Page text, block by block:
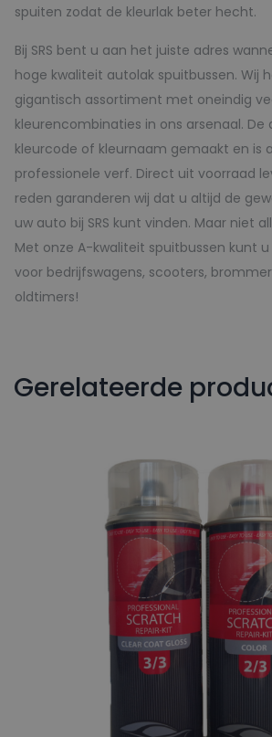
spuiten zodat de kleurlak beter hecht.
Bij SRS bent u aan het juiste adres
hoge kwaliteit autolak spuitbussen. Wij
gigantisch assortiment met oneindig
kleurencombinaties in ons arsenaal. De
kleurcode of kleurnaam gemaakt en is
professionele verf. Direct uit voorraad
reden garanderen wij dat u altijd de
uw auto bij SRS kunt vinden. Maar niet
Met onze A-kwaliteit spuitbussen kunt
voor bedrijfswagens, scooters,
oldtimers!
Gerelateerde